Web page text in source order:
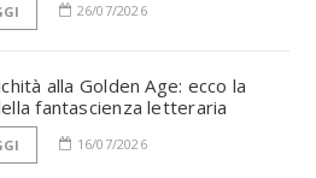
26/07/2026
alla Golden Age: ecco la
fantascienza letteraria
16/07/2026